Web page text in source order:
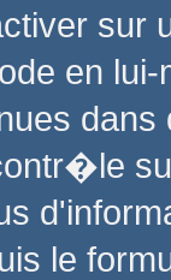
sur
en
le